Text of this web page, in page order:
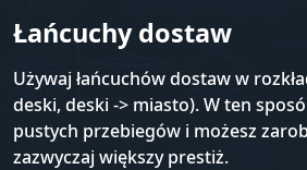
Łańcuchy dostaw
Używaj łańcuchów dostaw w
deski, deski -> miasto). W ten
pustych przebiegów i możesz
zazwyczaj większy prestiż.